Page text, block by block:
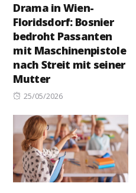
Drama in Wien-
Floridsdorf: Bosnier
bedroht Passanten
mit Maschinenpistole
nach Streit mit seiner
Mutter
Posted
25/05/2026